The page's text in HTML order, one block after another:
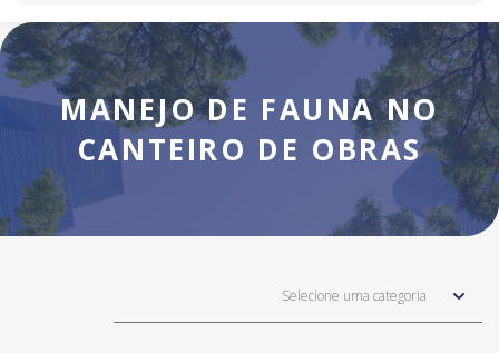
MANEJO DE FAUNA NO
CANTEIRO DE OBRAS
Selecione uma categoria